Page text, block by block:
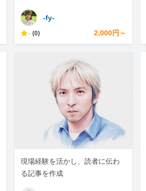
-fy-
- (0) 2,000円～
現場経験を活かし、読者に伝わ
る記事を作成